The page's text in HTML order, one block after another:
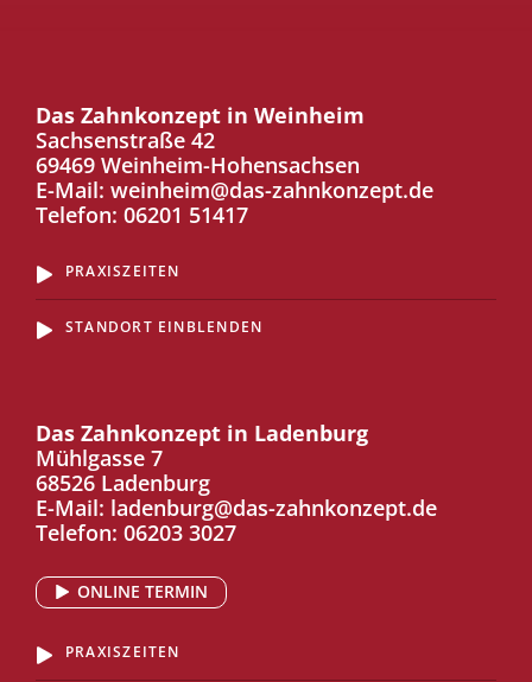
Das Zahnkonzept in Weinheim
Sachsenstraße 42
69469 Weinheim-Hohensachsen
E-Mail: weinheim@das-zahnkonzept.de
Telefon: 06201 51417
PRAXISZEITEN
STANDORT EINBLENDEN
Das Zahnkonzept in Ladenburg
Mühlgasse 7
68526 Ladenburg
E-Mail: ladenburg@das-zahnkonzept.de
Telefon: 06203 3027
ONLINE TERMIN
PRAXISZEITEN